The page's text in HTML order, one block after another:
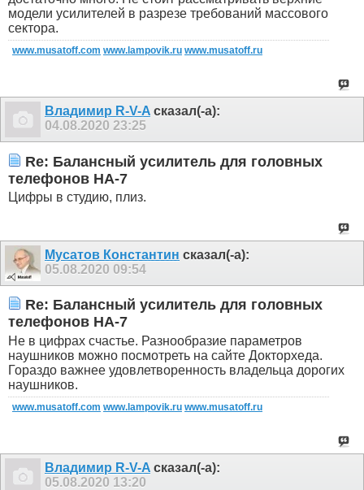
модели усилителей в разрезе требований массового
сектора.
www.musatoff.com www.lampovik.ru www.musatoff.ru
Владимир R-V-A сказал(-а):
04.08.2020 23:25
Re: Балансный усилитель для головных
телефонов HA-7
Цифры в студию, плиз.
Мусатов Константин сказал(-а):
05.08.2020 09:54
Re: Балансный усилитель для головных
телефонов HA-7
Не в цифрах счастье. Разнообразие параметров
наушников можно посмотреть на сайте Докторхеда.
Гораздо важнее удовлетворенность владельца дорогих
наушников.
www.musatoff.com www.lampovik.ru www.musatoff.ru
Владимир R-V-A сказал(-а):
05.08.2020 13:20